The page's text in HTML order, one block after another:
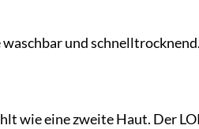
und schnelltrocknend.
wie eine zweite Haut. Der